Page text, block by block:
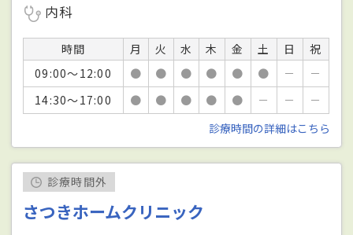
内科
時間 月 火 水 木 金 土 日
祝
09:00～12:00
● ● ● ● ● ● －
－
14:30～17:00
● ● ● ● ● － －
－
診療時間の詳細はこちら
診療時間外
さつきホームクリニック